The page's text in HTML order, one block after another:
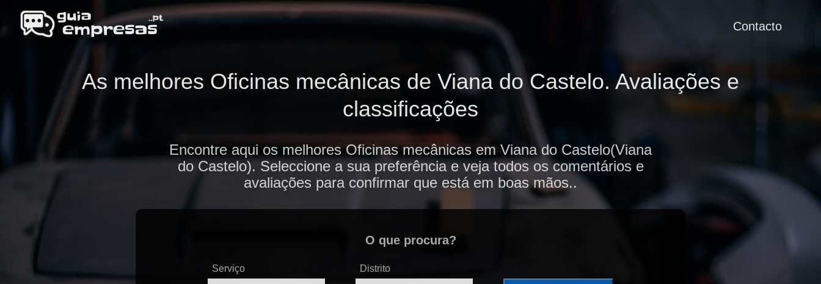
Contacto
As melhores Oficinas mecânicas de Viana do Castelo. Avaliações e
classificações
Encontre aqui os melhores Oficinas mecânicas em Viana do Castelo(Viana
do Castelo). Seleccione a sua preferência e veja todos os comentários e
avaliações para confirmar que está em boas mãos..
O que procura?
Serviço Distrito